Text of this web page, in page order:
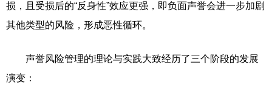
损，且受损后的“反身性”效应更强，即负面声誉会进一步加剧
其他类型的风险，形成恶性循环。
声誉风险管理的理论与实践大致经历了三个阶段的发展
演变：